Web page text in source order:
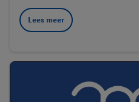
Lees meer